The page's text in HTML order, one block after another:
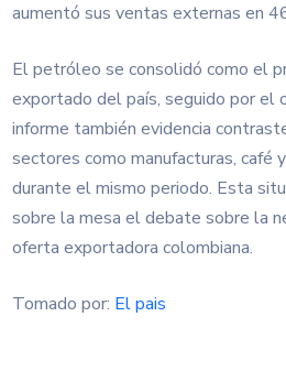
aumentó sus ventas externas en
El petróleo se consolidó como el
exportado del país, seguido por el
informe también evidencia
sectores como manufacturas, café
durante el mismo periodo. Esta
sobre la mesa el debate sobre la
oferta exportadora colombiana.
Tomado por: El pais